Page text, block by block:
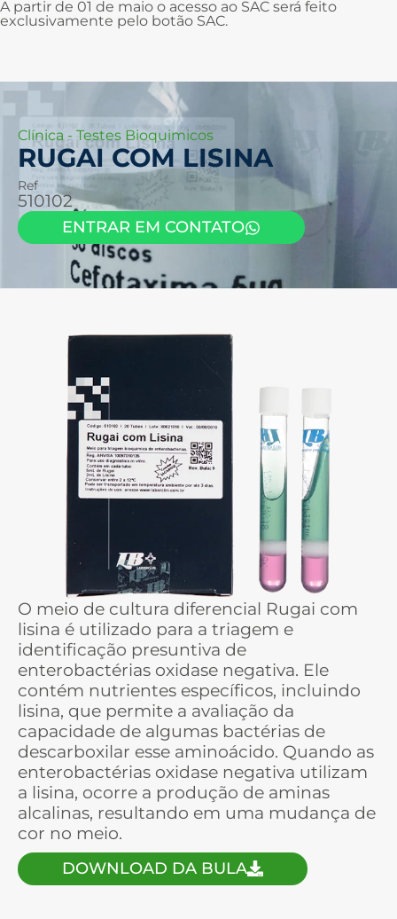
A partir de 01 de maio o acesso ao SAC será feito
exclusivamente pelo botão SAC.
Clínica - Testes Bioquimicos
RUGAI COM LISINA
Ref
510102
ENTRAR EM CONTATO
O meio de cultura diferencial Rugai com
lisina é utilizado para a triagem e
identificação presuntiva de
enterobactérias oxidase negativa. Ele
contém nutrientes específicos, incluindo
lisina, que permite a avaliação da
capacidade de algumas bactérias de
descarboxilar esse aminoácido. Quando as
enterobactérias oxidase negativa utilizam
a lisina, ocorre a produção de aminas
alcalinas, resultando em uma mudança de
cor no meio.
DOWNLOAD DA BULA